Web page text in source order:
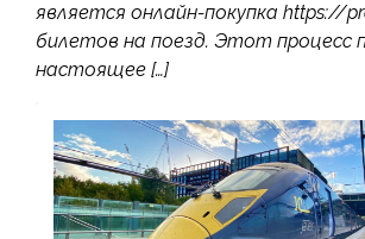
является онлайн-покупка https://
билетов на поезд. Этот процесс
настоящее […]